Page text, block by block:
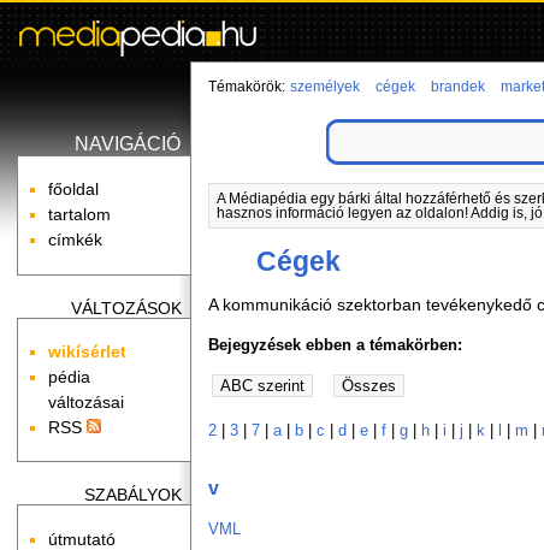
NAVIGÁCIÓ
főoldal
tartalom
címkék
VÁLTOZÁSOK
wikísérlet
pédia
változásai
RSS
SZABÁLYOK
útmutató
Témakörök: személyek cégek brandek
A Médiapédia egy bárki által hozzáférhető és
hasznos információ legyen az oldalon! Addig is,
Cégek
A kommunikáció szektorban tevékenykedő
Bejegyzések ebben a témakörben:
2 |3 |7 |a b |c |d |e |f |g h |i |j k |m |
v
VML